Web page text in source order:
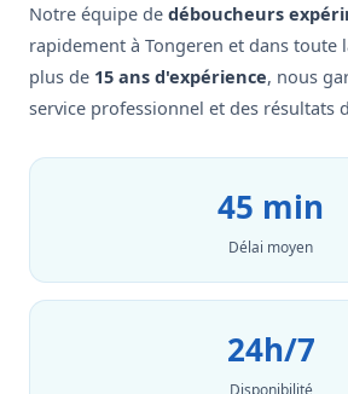
Notre équipe de déboucheurs
rapidement à Tongeren et dans toute
plus de 15 ans d'expérience, nous
service professionnel et des résultats
45 min
Délai moyen
24h/7
Disponibilité